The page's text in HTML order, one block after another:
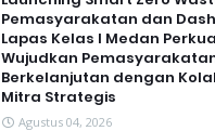
Pemasyarakatan dan
Lapas Kelas I Medan
Wujudkan
Berkelanjutan dengan
Mitra Strategis
Agustus 04, 2026